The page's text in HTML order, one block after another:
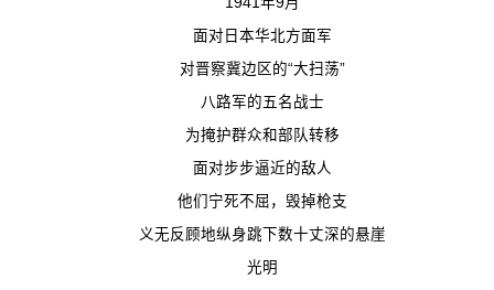
面对日本华北方面军
对晋察冀边区的“大扫荡”
八路军的五名战士
为掩护群众和部队转移
面对步步逼近的敌人
他们宁死不屈，毁掉枪支
义无反顾地纵身跳下数十丈深的悬崖
光明